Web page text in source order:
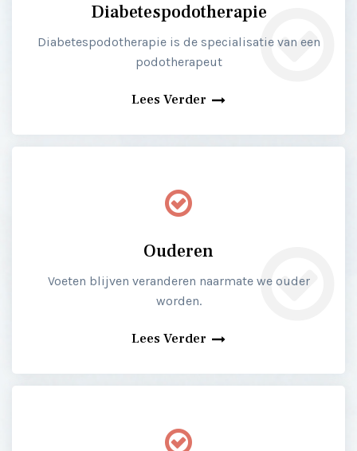
Diabetespodotherapie
Diabetespodotherapie is de specialisatie van een
podotherapeut
Lees Verder
Ouderen
Voeten blijven veranderen naarmate we ouder
worden.
Lees Verder